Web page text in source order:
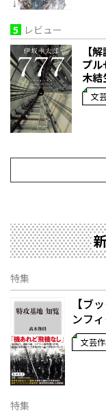
5 レビュー
【
プル
木結
文
特集
【ブ
ンフ
文芸
特集